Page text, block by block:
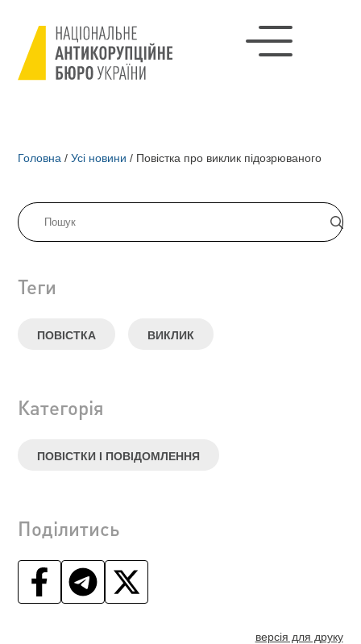
Головна / Усі новини / Повістка про виклик підозрюваного
Теги
ПОВІСТКА ВИКЛИК
Категорія
ПОВІСТКИ І ПОВІДОМЛЕННЯ
Поділитись
версія для друку